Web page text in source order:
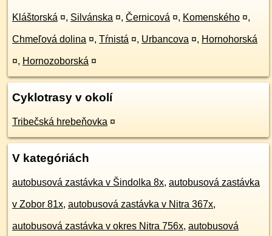
Kláštorská ¤, Silvánska ¤, Černicová ¤, Komenského ¤,
Chmeľová dolina ¤, Tŕnistá ¤, Urbancova ¤, Hornohorská
¤, Hornozoborská ¤
Cyklotrasy v okolí
Tribečská hrebeňovka ¤
V kategóriách
autobusová zastávka v Šindolka 8x, autobusová zastávka
v Zobor 81x, autobusová zastávka v Nitra 367x,
autobusová zastávka v okres Nitra 756x, autobusová